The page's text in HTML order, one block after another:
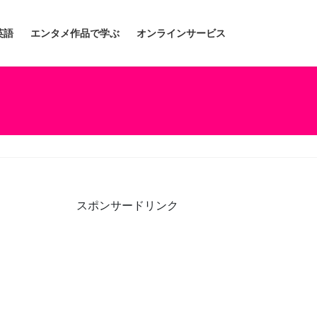
語 エンタメ作品で学ぶ オンラインサービス
スポンサードリンク